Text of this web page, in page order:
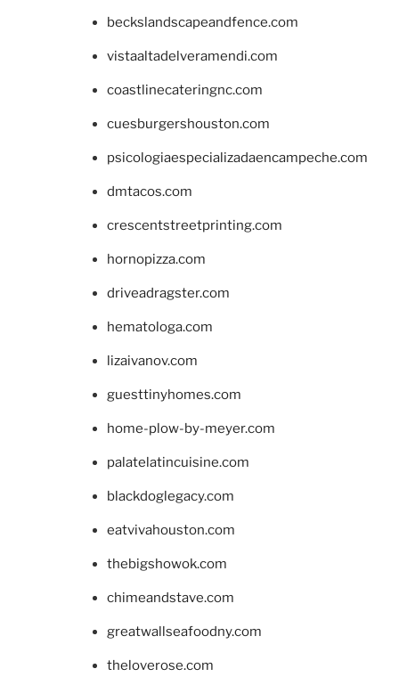
beckslandscapeandfence.com
vistaaltadelveramendi.com
coastlinecateringnc.com
cuesburgershouston.com
psicologiaespecializadaencampeche.com
dmtacos.com
crescentstreetprinting.com
hornopizza.com
driveadragster.com
hematologa.com
lizaivanov.com
guesttinyhomes.com
home-plow-by-meyer.com
palatelatincuisine.com
blackdoglegacy.com
eatvivahouston.com
thebigshowok.com
chimeandstave.com
greatwallseafoodny.com
theloverose.com